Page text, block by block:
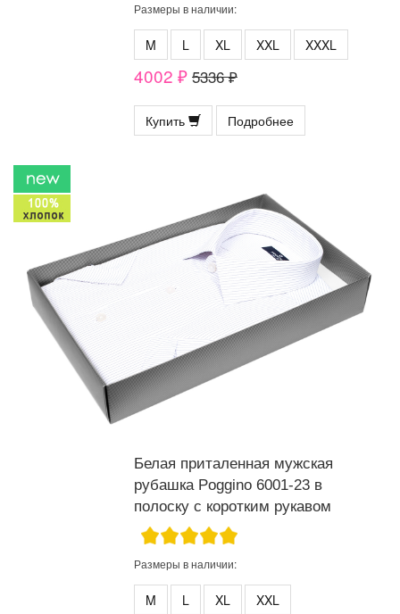
Размеры в наличии:
M L XL XXL XXXL
4002 ₽ 5336 ₽
Купить Подробнее
Белая приталенная мужская
рубашка Poggino 6001-23 в
полоску с коротким рукавом
Размеры в наличии:
M L XL XXL